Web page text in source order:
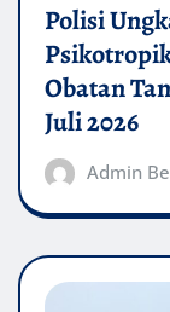
Polisi
Obatan
Juli 2026
Admin